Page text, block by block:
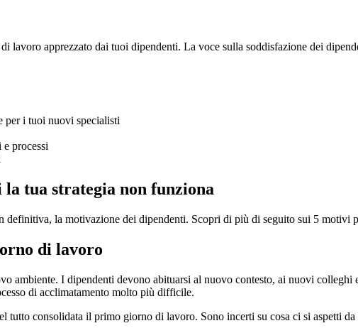
lavoro apprezzato dai tuoi dipendenti. La voce sulla soddisfazione dei
per i tuoi nuovi specialisti
processi
tua strategia non funziona
definitiva, la motivazione dei dipendenti. Scopri di più di seguito sui 5
di lavoro
ambiente. I dipendenti devono abituarsi al nuovo contesto, ai nuovi colleghi
di acclimatamento molto più difficile.
tutto consolidata il primo giorno di lavoro. Sono incerti su cosa ci si aspetti